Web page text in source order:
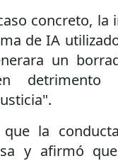
concreto,
de IA
un
en
la
y afirmó